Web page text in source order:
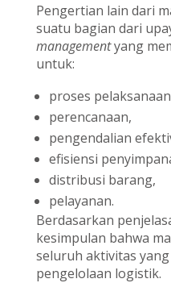
Pengertian lain dari
suatu bagian dari
managementyang
untuk:
proses
perencanaan,
pengendalian
efisiensi
distribusi barang,
pelayanan.
Berdasarkan
kesimpulan bahwa
seluruh aktivitas
pengelolaan logistik.